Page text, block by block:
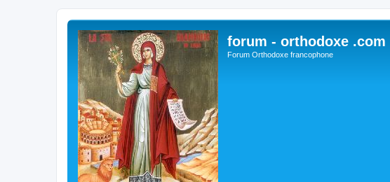
forum - orthodoxe .com
Forum Orthodoxe francophone